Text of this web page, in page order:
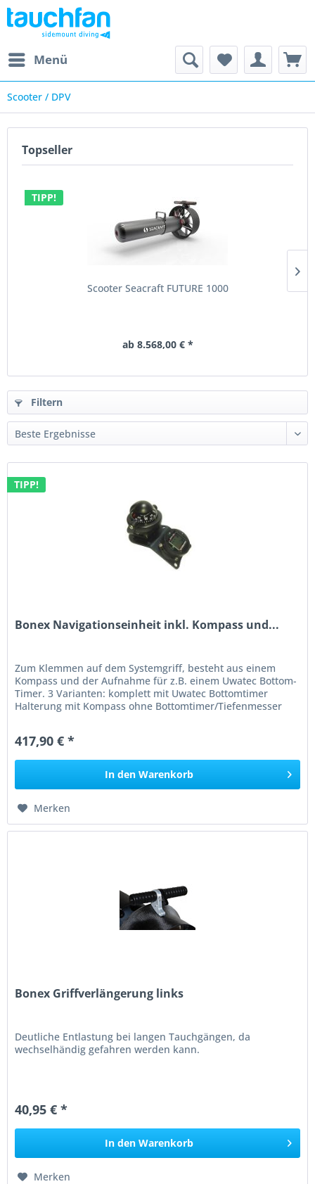
Menü
Scooter / DPV
Topseller
TIPP!
Scooter Seacraft FUTURE 1000
ab 8.568,00 € *
Filtern
TIPP!
Bonex Navigationseinheit inkl. Kompass und...
Zum Klemmen auf dem Systemgriff, besteht aus einem
Kompass und der Aufnahme für z.B. einem Uwatec Bottom-
Timer. 3 Varianten: komplett mit Uwatec Bottomtimer
Halterung mit Kompass ohne Bottomtimer/Tiefenmesser
417,90 € *
In den Warenkorb
Merken
Bonex Griffverlängerung links
Deutliche Entlastung bei langen Tauchgängen, da
wechselhändig gefahren werden kann.
40,95 € *
In den Warenkorb
Merken